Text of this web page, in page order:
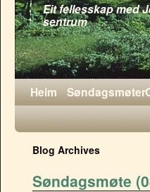
Eit fellesskap med
sentrum
Heim Søndagsmøter
Blog Archives
Søndagsmøte